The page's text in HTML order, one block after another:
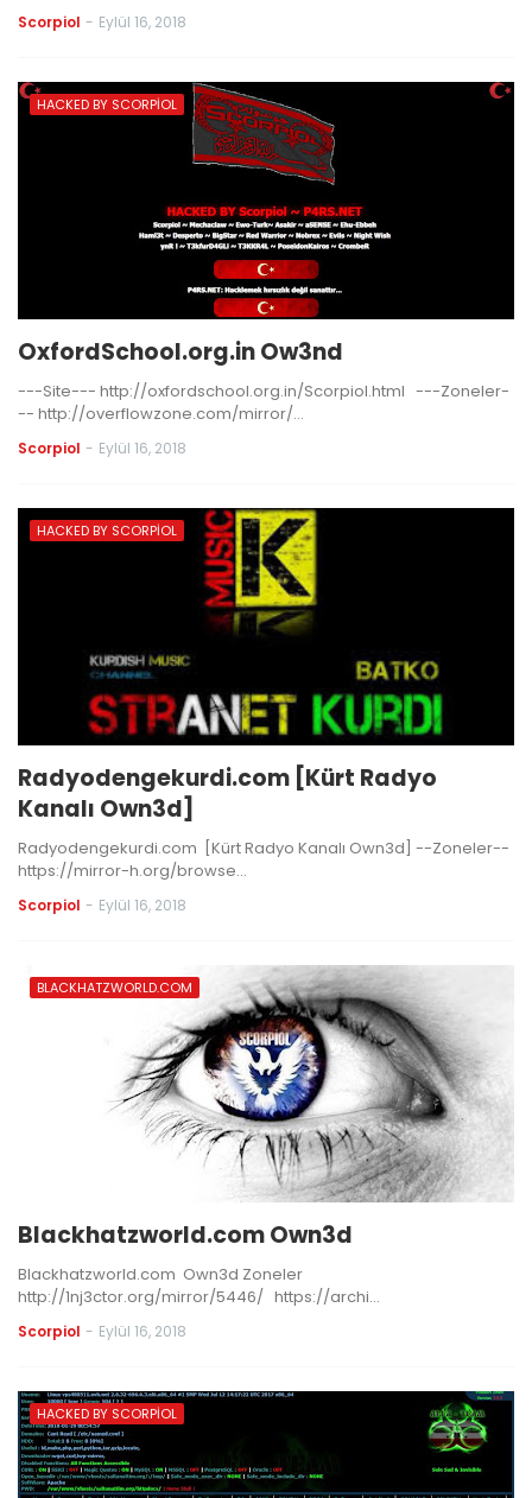
Scorpiol - Eylül 16, 2018
HACKED BY SCORPIOL
OxfordSchool.org.in Ow3nd
---Site--- http://oxfordschool.org.in/Scorpiol.html ---Zoneler-
-- http://overflowzone.com/mirror/…
Scorpiol - Eylül 16, 2018
HACKED BY SCORPIOL
Radyodengekurdi.com [Kürt Radyo
Kanalı Own3d]
Radyodengekurdi.com [Kürt Radyo Kanalı Own3d] --Zoneler--
https://mirror-h.org/browse…
Scorpiol - Eylül 16, 2018
BLACKHATZWORLD.COM
Blackhatzworld.com Own3d
Blackhatzworld.com Own3d Zoneler
http://1nj3ctor.org/mirror/5446/ https://archi…
Scorpiol - Eylül 16, 2018
HACKED BY SCORPIOL